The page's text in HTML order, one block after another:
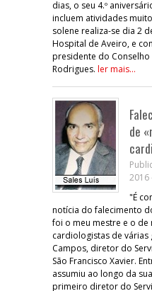
dias, o seu 4.º
incluem atividades
solene realiza-se dia 2
Hospital de Aveiro, e
presidente do
Rodrigues. ler mais...
de
2016
"É
notícia do falecimento
foi o meu mestre e o de
cardiologistas de várias
Campos, diretor do
São Francisco Xavier.
assumiu ao longo da
primeiro diretor do